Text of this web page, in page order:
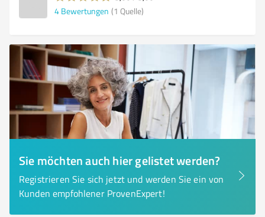
4 Bewertungen (1 Quelle)
Sie möchten auch hier gelistet werden?
Registrieren Sie sich jetzt und werden Sie ein von
Kunden empfohlener ProvenExpert!